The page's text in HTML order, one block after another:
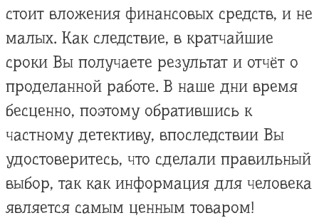
стоит вложения финансовых средств, и не
малых. Как следствие, в кратчайшие
сроки Вы получаете результат и отчёт о
проделанной работе. В наше дни время
бесценно, поэтому обратившись к
частному детективу, впоследствии Вы
удостоверитесь, что сделали правильный
выбор, так как информация для человека
является самым ценным товаром!